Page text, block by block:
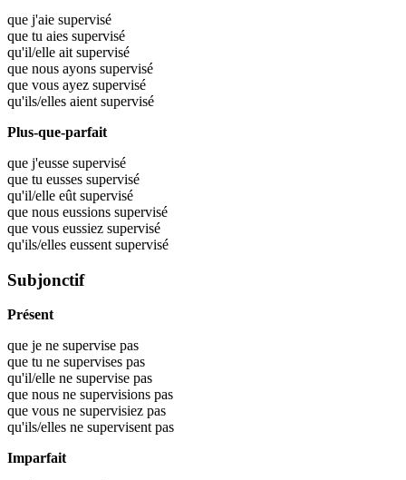
que j'aie supervisé
que tu aies supervisé
qu'il/elle ait supervisé
que nous ayons supervisé
que vous ayez supervisé
qu'ils/elles aient supervisé
Plus-que-parfait
que j'eusse supervisé
que tu eusses supervisé
qu'il/elle eût supervisé
que nous eussions supervisé
que vous eussiez supervisé
qu'ils/elles eussent supervisé
Subjonctif
Présent
que je ne supervise pas
que tu ne supervises pas
qu'il/elle ne supervise pas
que nous ne supervisions pas
que vous ne supervisiez pas
qu'ils/elles ne supervisent pas
Imparfait